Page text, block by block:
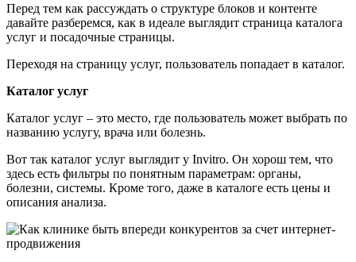
Перед тем как рассуждать о структуре блоков и контенте
давайте разберемся, как в идеале выглядит страница каталога
услуг и посадочные страницы.
Переходя на страницу услуг, пользователь попадает в каталог.
Каталог услуг
Каталог услуг – это место, где пользователь может выбрать по
названию услугу, врача или болезнь.
Вот так каталог услуг выглядит у Invitro. Он хорош тем, что
здесь есть фильтры по понятным параметрам: органы,
болезни, системы. Кроме того, даже в каталоге есть цены и
описания анализа.